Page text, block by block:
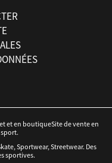
et en boutiqueSite de vente en
Sportwear, Streetwear. Des
sportives.